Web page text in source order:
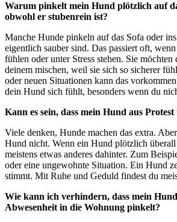
Warum pinkelt mein Hund plötzlich auf
obwohl er stubenrein ist?
Manche Hunde pinkeln auf das Sofa oder
eigentlich sauber sind. Das passiert oft,
fühlen oder unter Stress stehen. Sie
deinem mischen, weil sie sich so sicherer
oder neuen Situationen kann das
dein Hund sich fühlt, besonders wenn du
Kann es sein, dass mein Hund aus
Viele denken, Hunde machen das extra.
Hund nicht. Wenn ein Hund plötzlich
meistens etwas anderes dahinter. Zum
oder eine ungewohnte Situation. Ein Hund
stimmt. Mit Ruhe und Geduld findest du
Wie kann ich verhindern, dass mein
Abwesenheit in die Wohnung pinkelt?